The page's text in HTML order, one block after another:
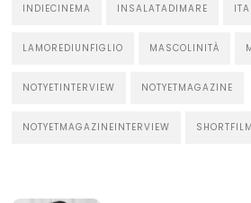
INDIECINEMA INSALATADIMARE
LAMOREDIUNFIGLIO MASCOLINITÀ
NOTYETINTERVIEW NOTYETMAGAZINE
NOTYETMAGAZINEINTERVIEW SHORTFILM